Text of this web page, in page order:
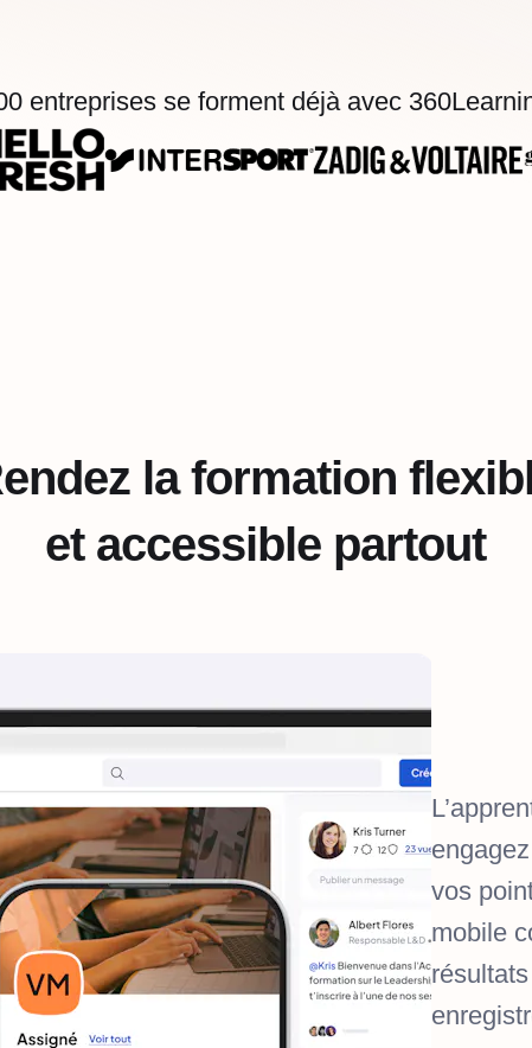
entreprises se forment déjà avec
la formation
et accessible partout
vos
mobile